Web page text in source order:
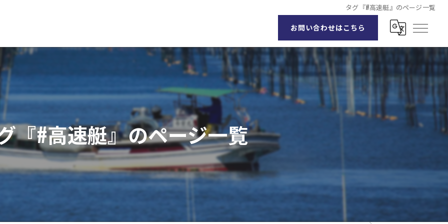
タグ『#高速艇』のページ一覧
お問い合わせはこちら
『#高速艇』のページ一覧